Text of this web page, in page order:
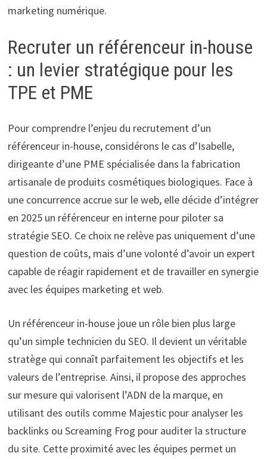
marketing numérique.
Recruter un référenceur in-house
: un levier stratégique pour les
TPE et PME
Pour comprendre l’enjeu du recrutement d’un
référenceur in-house, considérons le cas d’Isabelle,
dirigeante d’une PME spécialisée dans la fabrication
artisanale de produits cosmétiques biologiques. Face à
une concurrence accrue sur le web, elle décide d’intégrer
en 2025 un référenceur en interne pour piloter sa
stratégie SEO. Ce choix ne relève pas uniquement d’une
question de coûts, mais d’une volonté d’avoir un expert
capable de réagir rapidement et de travailler en synergie
avec les équipes marketing et web.
Un référenceur in-house joue un rôle bien plus large
qu’un simple technicien du SEO. Il devient un véritable
stratège qui connaît parfaitement les objectifs et les
valeurs de l’entreprise. Ainsi, il propose des approches
sur mesure qui valorisent l’ADN de la marque, en
utilisant des outils comme Majestic pour analyser les
backlinks ou Screaming Frog pour auditer la structure
du site. Cette proximité avec les équipes permet un